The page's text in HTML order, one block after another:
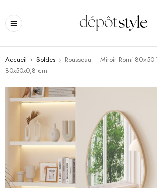
Accueil › Soldes › Rousseau – Miroir Romi
80x50x0,8 cm